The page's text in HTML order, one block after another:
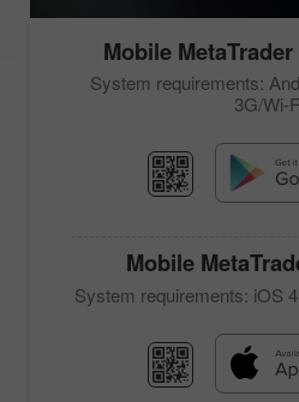
Mobile MetaTrader
System requirements:
3G/Wi-
Mobile
System requirements: iOS